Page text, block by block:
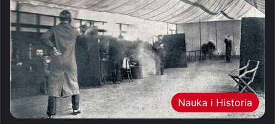
Nauka i Historia